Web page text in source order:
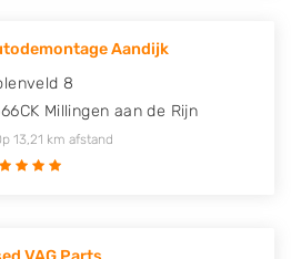
Aandijk
8
Millingen aan de Rijn
13,21 km afstand